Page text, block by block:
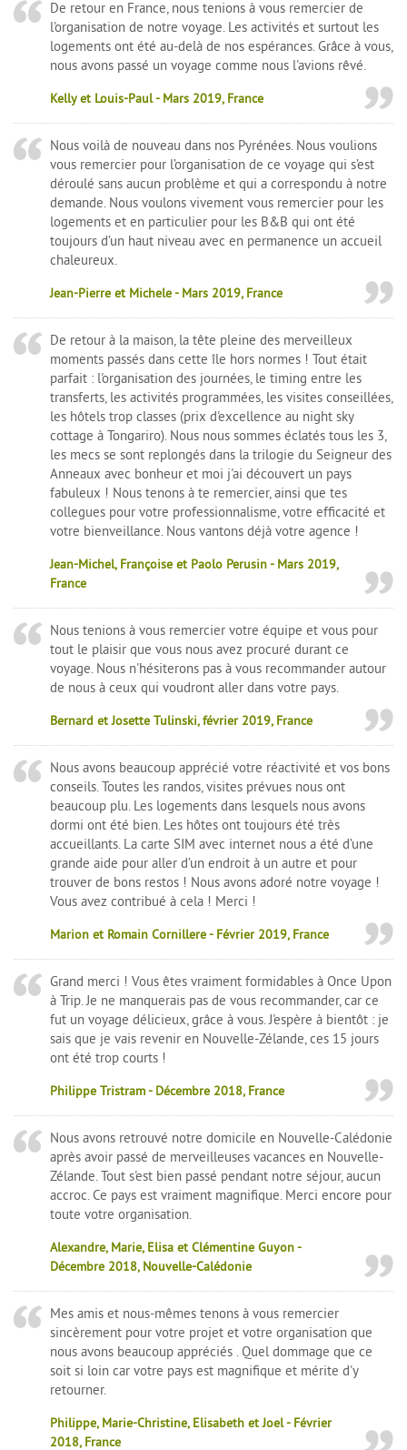
De retour en France, nous tenions à vous remercier de
l'organisation de notre voyage. Les activités et surtout les
logements ont été au-delà de nos espérances. Grâce à vous,
nous avons passé un voyage comme nous l'avions rêvé.
Kelly et Louis-Paul - Mars 2019, France
Nous voilà de nouveau dans nos Pyrénées. Nous voulions
vous remercier pour l’organisation de ce voyage qui s’est
déroulé sans aucun problème et qui a correspondu à notre
demande. Nous voulons vivement vous remercier pour les
logements et en particulier pour les B&B qui ont été
toujours d’un haut niveau avec en permanence un accueil
chaleureux.
Jean-Pierre et Michele - Mars 2019, France
De retour à la maison, la tête pleine des merveilleux
moments passés dans cette île hors normes ! Tout était
parfait : l'organisation des journées, le timing entre les
transferts, les activités programmées, les visites conseillées,
les hôtels trop classes (prix d'excellence au night sky
cottage à Tongariro). Nous nous sommes éclatés tous les 3,
les mecs se sont replongés dans la trilogie du Seigneur des
Anneaux avec bonheur et moi j'ai découvert un pays
fabuleux ! Nous tenons à te remercier, ainsi que tes
collegues pour votre professionnalisme, votre efficacité et
votre bienveillance. Nous vantons déjà votre agence !
Jean-Michel, Françoise et Paolo Perusin - Mars 2019,
France
Nous tenions à vous remercier votre équipe et vous pour
tout le plaisir que vous nous avez procuré durant ce
voyage. Nous n'hésiterons pas à vous recommander autour
de nous à ceux qui voudront aller dans votre pays.
Bernard et Josette Tulinski, février 2019, France
Nous avons beaucoup apprécié votre réactivité et vos bons
conseils. Toutes les randos, visites prévues nous ont
beaucoup plu. Les logements dans lesquels nous avons
dormi ont été bien. Les hôtes ont toujours été très
accueillants. La carte SIM avec internet nous a été d’une
grande aide pour aller d’un endroit à un autre et pour
trouver de bons restos ! Nous avons adoré notre voyage !
Vous avez contribué à cela ! Merci !
Marion et Romain Cornillere - Février 2019, France
Grand merci ! Vous êtes vraiment formidables à Once Upon
à Trip. Je ne manquerais pas de vous recommander, car ce
fut un voyage délicieux, grâce à vous. J'espère à bientôt : je
sais que je vais revenir en Nouvelle-Zélande, ces 15 jours
ont été trop courts !
Philippe Tristram - Décembre 2018, France
Nous avons retrouvé notre domicile en Nouvelle-Calédonie
après avoir passé de merveilleuses vacances en Nouvelle-
Zélande. Tout s'est bien passé pendant notre séjour, aucun
accroc. Ce pays est vraiment magnifique. Merci encore pour
toute votre organisation.
Alexandre, Marie, Elisa et Clémentine Guyon -
Décembre 2018, Nouvelle-Calédonie
Mes amis et nous-mêmes tenons à vous remercier
sincèrement pour votre projet et votre organisation que
nous avons beaucoup appréciés . Quel dommage que ce
soit si loin car votre pays est magnifique et mérite d'y
retourner.
Philippe, Marie-Christine, Elisabeth et Joel - Février
2018, France